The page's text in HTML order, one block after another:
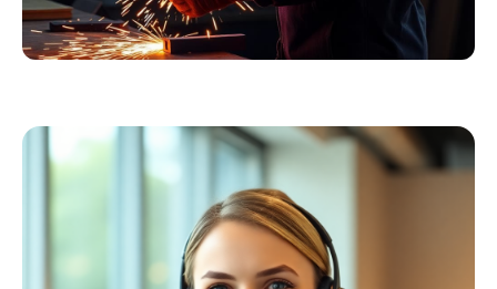
Schweißer
Profiausrüstung
Kollektion ansehen